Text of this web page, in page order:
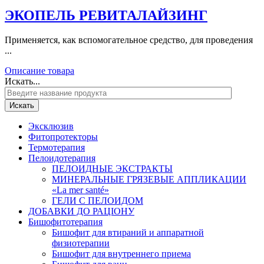
ЭКОПЕЛЬ РЕВИТАЛАЙЗИНГ
Применяется, как вспомогательное средство, для проведения
...
Описание товара
Искать...
Искать
Эксклюзив
Фитопротекторы
Термотерапия
Пелоидотерапия
ПЕЛОИДНЫЕ ЭКСТРАКТЫ
МИНЕРАЛЬНЫЕ ГРЯЗЕВЫЕ АППЛИКАЦИИ
«La mer santé»
ГЕЛИ С ПЕЛОИДОМ
ДОБАВКИ ДО РАЦІОНУ
Бишофитотерапия
Бишофит для втираний и аппаратной
физиотерапии
Бишофит для внутреннего приема